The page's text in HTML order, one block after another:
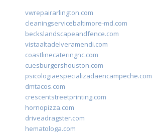
vwrepairarlington.com
cleaningservicebaltimore-md.com
beckslandscapeandfence.com
vistaaltadelveramendi.com
coastlinecateringnc.com
cuesburgershouston.com
psicologiaespecializadaencampeche.com
dmtacos.com
crescentstreetprinting.com
hornopizza.com
driveadragster.com
hematologa.com